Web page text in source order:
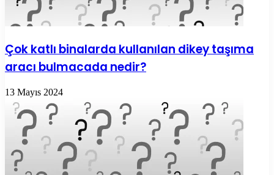
Çok katlı binalarda kullanılan dikey taşıma
aracı bulmacada nedir?
13 Mayıs 2024